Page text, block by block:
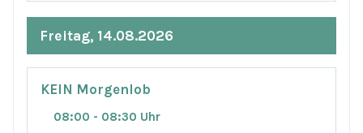
Freitag, 14.08.2026
KEIN Morgenlob
08:00 - 08:30 Uhr